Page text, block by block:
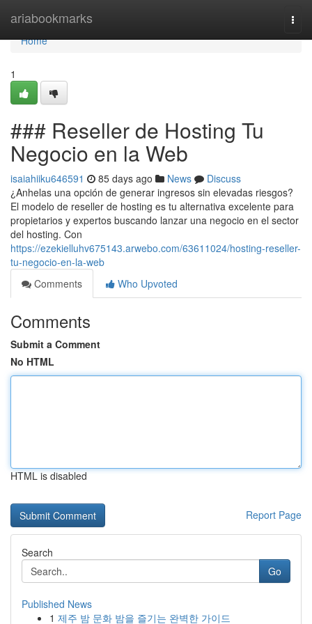
ariabookmarks
Home
Home
1
### Reseller de Hosting Tu
Negocio en la Web
isaiahiiku646591 85 days ago News
Discuss
¿Anhelas una opción de generar ingresos sin elevadas riesgos?
El modelo de reseller de hosting es tu alternativa excelente para
propietarios y expertos buscando lanzar una negocio en el sector
del hosting. Con
https://ezekielluhv675143.arwebo.com/63611024/hosting-reseller-
tu-negocio-en-la-web
Comments
Who Upvoted
Comments
Submit a Comment
No HTML
HTML is disabled
Report Page
Search
Go
Published News
1 제주 밤 문화 밤을 즐기는 완벽한 가이드